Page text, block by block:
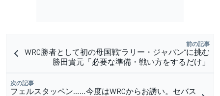
前の記事
WRC勝者として初の母国戦”ラリー・ジャパン”に挑む
勝田貴元「必要な準備・戦い方をするだけ」
次の記事
フェルスタッペン……今度はWRCからお誘い。セバス